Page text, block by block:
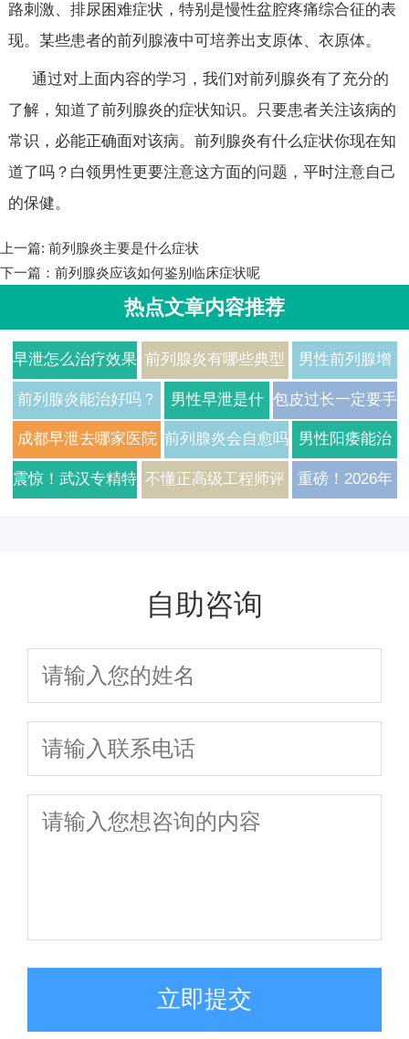
路刺激、排尿困难症状，特别是慢性盆腔疼痛综合征的表
现。某些患者的前列腺液中可培养出支原体、衣原体。
通过对上面内容的学习，我们对前列腺炎有了充分的
了解，知道了前列腺炎的症状知识。只要患者关注该病的
常识，必能正确面对该病。前列腺炎有什么症状你现在知
道了吗？白领男性更要注意这方面的问题，平时注意自己
的保健。
上一篇: 前列腺炎主要是什么症状
下一篇： 前列腺炎应该如何鉴别临床症状呢
热点文章内容推荐
早泄怎么治疗效果
好？2026年男科
专家解析常见病因
与科学用药方案
前列腺炎有哪些典型
症状？2026年治疗方
法与费用详解
男性前列腺增
生有哪些常见
症状及如何日
常护理
前列腺炎能治好吗？
医生告诉你真实答案
男性早泄是什
么原因引起的
如何预防
包皮过长一定要手
术吗医生给出真实
建议
成都早泄去哪家医院
治疗比较好
前列腺炎会自愈吗
需要如何治疗
男性阳痿能治
好吗需要多久
震惊！武汉专精特 不懂正高级工程师评
笈，3大核心模块一
次讲透
重磅！2026年
自助咨询
立即提交